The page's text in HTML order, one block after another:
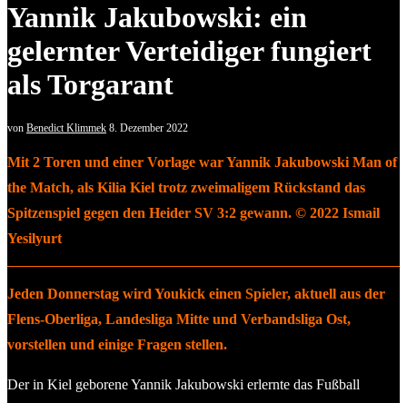
Yannik Jakubowski: ein
gelernter Verteidiger fungiert
als Torgarant
von Benedict Klimmek 8. Dezember 2022
Mit 2 Toren und einer Vorlage war Yannik Jakubowski Man of
the Match, als Kilia Kiel trotz zweimaligem Rückstand das
Spitzenspiel gegen den Heider SV 3:2 gewann. © 2022 Ismail
Yesilyurt
Jeden Donnerstag wird Youkick einen Spieler, aktuell aus der
Flens-Oberliga, Landesliga Mitte und Verbandsliga Ost,
vorstellen und einige Fragen stellen.
Der in Kiel geborene Yannik Jakubowski erlernte das Fußball